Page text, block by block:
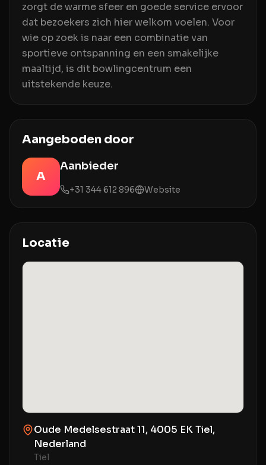
zorgt de warme sfeer en goede service ervoor
dat bezoekers zich hier welkom voelen. Voor
wie op zoek is naar een combinatie van
sportieve ontspanning en een smakelijke
maaltijd, is dit bowlingcentrum een
uitstekende keuze.
Aangeboden door
A
Aanbieder
+31 344 612 896 Website
Locatie
Oude Medelsestraat 11, 4005 EK Tiel,
Nederland
Tiel